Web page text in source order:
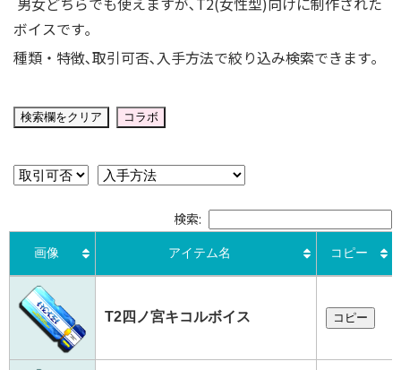
ボイスです｡
種類・特徴､取引可否､入手方法で絞り込み検索できます｡
検索欄をクリア コラボ
検索:
画像 アイテム名 コピー
画像
T2四ノ宮キコルボイス コピー